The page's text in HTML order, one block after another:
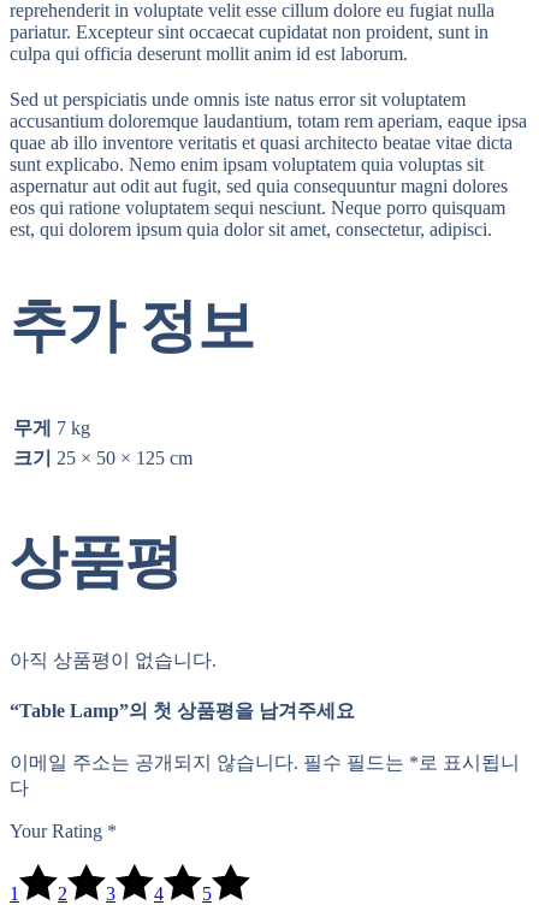
reprehenderit in voluptate velit esse cillum dolore eu fugiat nulla
pariatur. Excepteur sint occaecat cupidatat non proident, sunt in
culpa qui officia deserunt mollit anim id est laborum.
Sed ut perspiciatis unde omnis iste natus error sit voluptatem
accusantium doloremque laudantium, totam rem aperiam, eaque ipsa
quae ab illo inventore veritatis et quasi architecto beatae vitae dicta
sunt explicabo. Nemo enim ipsam voluptatem quia voluptas sit
aspernatur aut odit aut fugit, sed quia consequuntur magni dolores
eos qui ratione voluptatem sequi nesciunt. Neque porro quisquam
est, qui dolorem ipsum quia dolor sit amet, consectetur, adipisci.
추가 정보
무게
7 kg
크기
25 × 50 × 125 cm
상품평
아직 상품평이 없습니다.
“Table Lamp”의 첫 상품평을 남겨주세요
이메일 주소는 공개되지 않습니다. 필수 필드는 * 로 표시됩니
다
Your Rating *
1 2 3 4 5